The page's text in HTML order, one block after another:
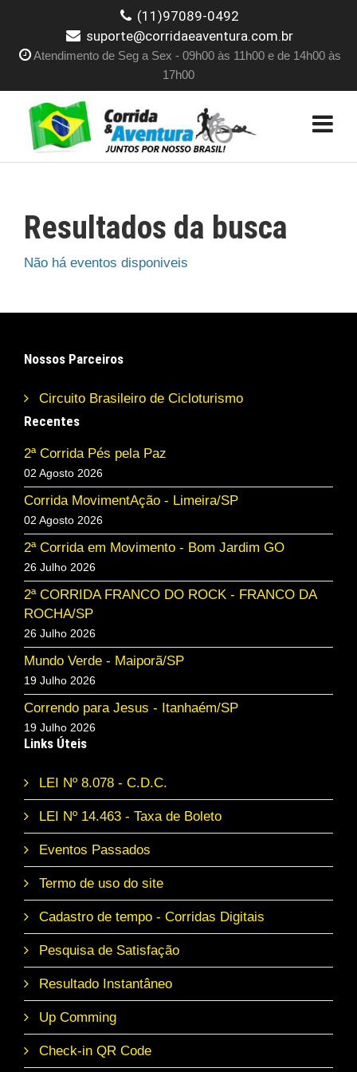
(11)97089-0492
suporte@corridaeaventura.com.br
Atendimento de Seg a Sex - 09h00 às 11h00 e de 14h00 às
17h00
Resultados da busca
Não há eventos disponiveis
Nossos Parceiros
Circuito Brasileiro de Cicloturismo
Recentes
2ª Corrida Pés pela Paz
02 Agosto 2026
Corrida MovimentAção - Limeira/SP
02 Agosto 2026
2ª Corrida em Movimento - Bom Jardim GO
26 Julho 2026
2ª CORRIDA FRANCO DO ROCK - FRANCO DA
ROCHA/SP
26 Julho 2026
Mundo Verde - Maiporã/SP
19 Julho 2026
Correndo para Jesus - Itanhaém/SP
19 Julho 2026
Links Úteis
LEI Nº 8.078 - C.D.C.
LEI Nº 14.463 - Taxa de Boleto
Eventos Passados
Termo de uso do site
Cadastro de tempo - Corridas Digitais
Pesquisa de Satisfação
Resultado Instantâneo
Up Comming
Check-in QR Code